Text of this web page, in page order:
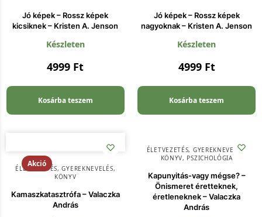
Jó képek – Rossz képek
kicsiknek – Kristen A. Jenson
Készleten
4999 Ft
Kosárba teszem
Jó képek – Rossz képek
nagyoknak – Kristen A. Jenson
Készleten
4999 Ft
Kosárba teszem
Akció
ÉLETVEZETÉS,GYEREKNEVELÉS,
KÖNYV
Kamaszkatasztrófa – Valaczka
András
ÉLETVEZETÉS, GYEREKNEVELÉS,
KÖNYV, PSZICHOLÓGIA
Kapunyitás-vagy mégse? –
Önismeret éretteknek,
éretleneknek – Valaczka
András